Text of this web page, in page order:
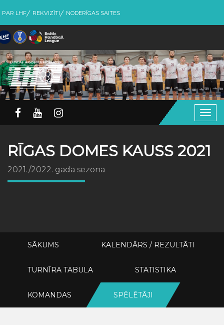
PAR LHF REKVIZĪTI NODERĪGAS SAITES
RĪGAS DOMES KAUSS 2021
2021./2022. gada sezona
SĀKUMS KALENDĀRS / REZULTĀTI
TURNĪRA TABULA STATISTIKA
KOMANDAS SPĒLĒTĀJI